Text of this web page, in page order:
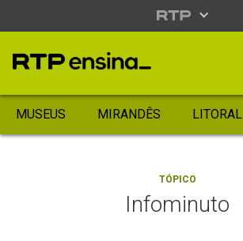
MUSEUS MIRANDÊS LITORAL
TÓPICO
Infominuto